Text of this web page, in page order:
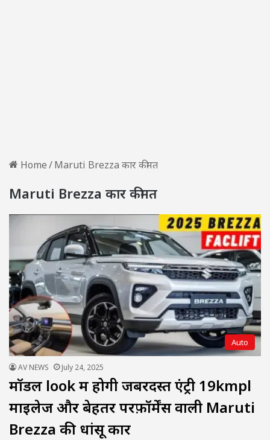
Home/Maruti Brezza कार कीमत
Maruti Brezza कार कीमत
Auto
AV NEWS July 24, 2025
मॉडल look में होगी जबरदस्त एंट्री 19kmpl
माइलेज और बेहतर परफ़ॉर्मेंस वाली Maruti
Brezza की धांसू कार